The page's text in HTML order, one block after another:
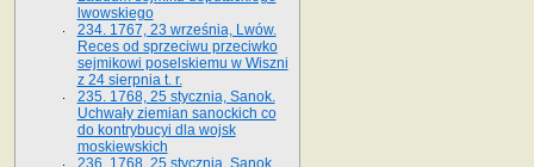
lwowskiego
234. 1767, 23 września, Lwów.
Reces od sprzeciwu przeciwko
sejmikowi poselskiemu w Wiszni
z 24 sierpnia t. r.
235. 1768, 25 stycznia, Sanok.
Uchwały ziemian sanockich co
do kontrybucyi dla wojsk
moskiewskich
236. 1768, 25 stycznia, Sanok.